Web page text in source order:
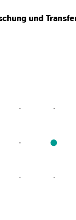
und
submenu)